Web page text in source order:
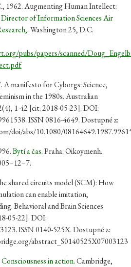
1962. Augmenting Human Intellect:
Director of Information Sciences Air
. Washington 25, D.C.
pubs/papers/scanned/
manifesto for Cyborgs: Science,
in the 1980s. Australian
1-42 [cit. 2018-05-23]. DOI:
ISSN 0816-4649. Dostupné z:
doi/abs/10.1080/
Bytí a čas. Praha: Oikoymenh.
shared circuits model (SCM): How
can enable imitation,
Behavioral and Brain Sciences
05-22]. DOI:
ISSN 0140-525X. Dostupné z:
abstract_S0140525X07003123
Consciousness in action. Cambridge,